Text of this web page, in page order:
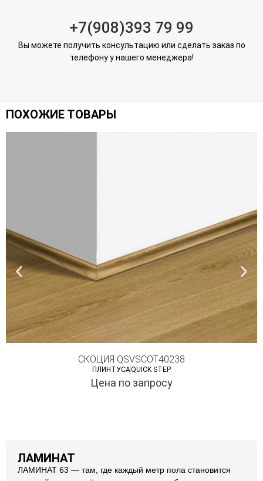
+7(908)393 79 99
Вы можете получить консультацию или сделать заказ по
телефону у нашего менеджера!
ПОХОЖИЕ ТОВАРЫ
СКОЦИЯ QSVSCOT40238
ПЛИНТУСАQUICK STEP
Цена по запросу
ЛАМИНАТ
ЛАМИНАТ 63 — там, где каждый метр пола становится